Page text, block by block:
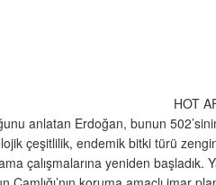
HOT
anlatan Erdoğan, bunun
çeşitlilik, endemik bitki türü
çalışmalarına yeniden